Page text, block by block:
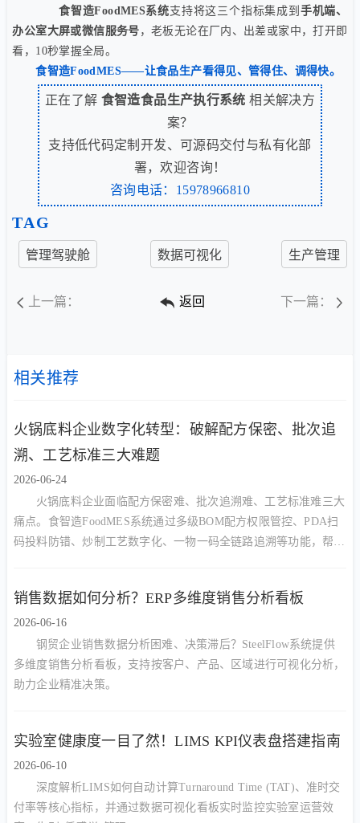
食智造FoodMES系统支持将这三个指标集成到 手机端、
办公室大屏或微信服务号 ，老板无论在厂内、出差或家中，打开即
看，10秒掌握全局。
食智造FoodMES——让食品生产看得见、管得住、调得快。
正在了解 食智造食品生产执行系统 相关解决方
案？
支持低代码定制开发、可源码交付与私有化部
署，欢迎咨询！
咨询电话：15978966810
TAG
管理驾驶舱 数据可视化 生产管理
上一篇： 返回 下一篇：
相关推荐
火锅底料企业数字化转型：破解配方保密、批次追
溯、工艺标准三大难题
2026-06-24
火锅底料企业面临配方保密难、批次追溯难、工艺标准难三大
痛点。食智造FoodMES系统通过多级BOM配方权限管控、PDA扫
码投料防错、炒制工艺数字化、一物一码全链路追溯等功能，帮助
销售数据如何分析？ERP多维度销售分析看板
2026-06-16
钢贸企业销售数据分析困难、决策滞后？SteelFlow系统提供
多维度销售分析看板，支持按客户、产品、区域进行可视化分析，
助力企业精准决策。
实验室健康度一目了然！LIMS KPI仪表盘搭建指南
2026-06-10
深度解析LIMS如何自动计算Turnaround Time (TAT)、准时交
付率等核心指标，并通过数据可视化看板实时监控实验室运营效